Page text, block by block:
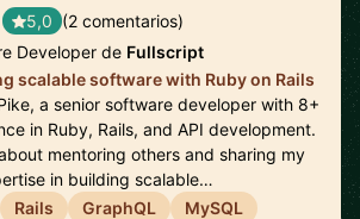
5,0 (2 comentarios)
Developer de Fullscript
scalable software with Ruby on Rails
a senior software developer with 8+
in Ruby, Rails, and API development.
mentoring others and sharing my
in building scalable…
Rails GraphQL MySQL